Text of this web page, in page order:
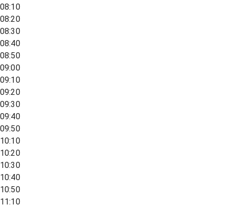
08:10
08:20
08:30
08:40
08:50
09:00
09:10
09:20
09:30
09:40
09:50
10:10
10:20
10:30
10:40
10:50
11:10